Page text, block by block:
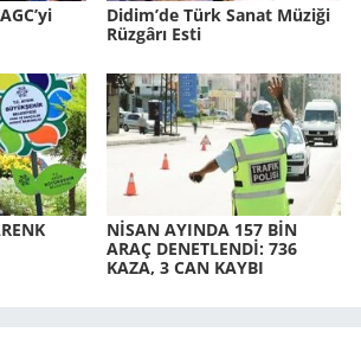
Didim’de Türk Sanat Mü­zi­ği
Rüz­gâ­rı Esti
NİSAN AYIN­DA 157 BİN
ARAÇ DE­NET­LENDİ: 736
KAZA, 3 CAN KAYBI